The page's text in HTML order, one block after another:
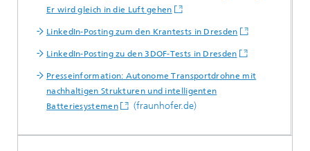
Er wird gleich in die Luft gehen
LinkedIn-Posting zum den Krantests in Dresden
LinkedIn-Posting zu den 3DOF-Tests in Dresden
Presseinformation: Autonome Transportdrohne mit
nachhaltigen Strukturen und intelligenten
Batteriesystemen
(fraunhofer.de)